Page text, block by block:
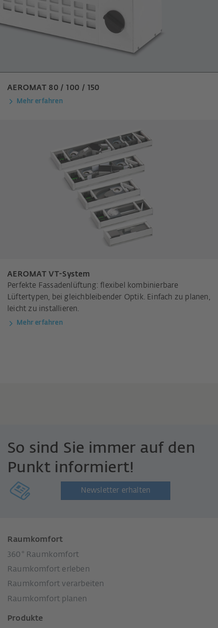
AEROMAT 80 / 100 / 150
Mehr erfahren
AEROMAT VT-System
Perfekte Fassadenlüftung: flexibel kombinierbare
Lüftertypen, bei gleichbleibender Optik. Einfach zu planen,
leicht zu installieren.
Mehr erfahren
So sind Sie immer auf den
Punkt informiert!
Newsletter erhalten
Raumkomfort
360° Raumkomfort
Raumkomfort erleben
Raumkomfort verarbeiten
Raumkomfort planen
Produkte